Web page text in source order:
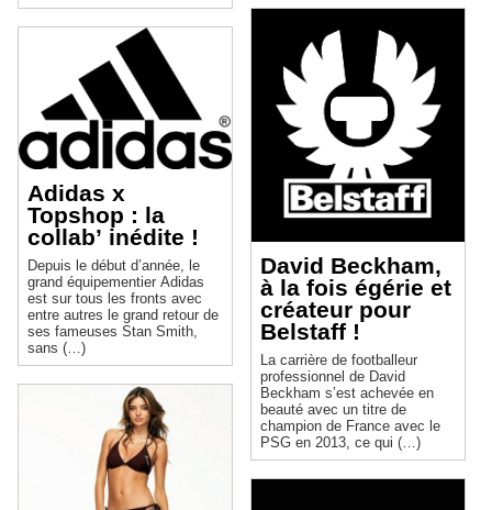
Adidas x
Topshop : la
collab’ inédite !
Depuis le début d’année, le
grand équipementier Adidas
est sur tous les fronts avec
entre autres le grand retour de
ses fameuses Stan Smith,
sans (…)
David Beckham,
à la fois égérie et
créateur pour
Belstaff !
La carrière de footballeur
professionnel de David
Beckham s’est achevée en
beauté avec un titre de
champion de France avec le
PSG en 2013, ce qui (…)